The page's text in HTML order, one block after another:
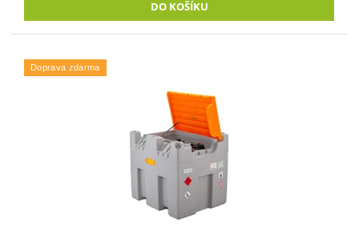
Doprava zdarma